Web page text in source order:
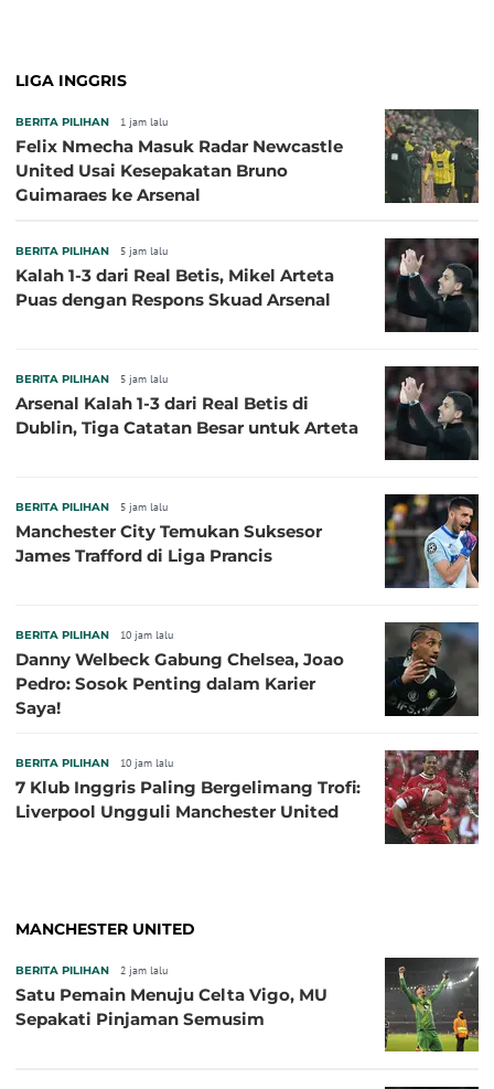
LIGA INGGRIS
BERITA PILIHAN 1 jam lalu
Felix Nmecha Masuk Radar Newcastle
United Usai Kesepakatan Bruno
Guimaraes ke Arsenal
BERITA PILIHAN 5 jam lalu
Kalah 1-3 dari Real Betis, Mikel Arteta
Puas dengan Respons Skuad Arsenal
BERITA PILIHAN 5 jam lalu
Arsenal Kalah 1-3 dari Real Betis di
Dublin, Tiga Catatan Besar untuk Arteta
BERITA PILIHAN 5 jam lalu
Manchester City Temukan Suksesor
James Trafford di Liga Prancis
BERITA PILIHAN 10 jam lalu
Danny Welbeck Gabung Chelsea, Joao
Pedro: Sosok Penting dalam Karier
Saya!
BERITA PILIHAN 10 jam lalu
7 Klub Inggris Paling Bergelimang Trofi:
Liverpool Ungguli Manchester United
MANCHESTER UNITED
BERITA PILIHAN 2 jam lalu
Satu Pemain Menuju Celta Vigo, MU
Sepakati Pinjaman Semusim